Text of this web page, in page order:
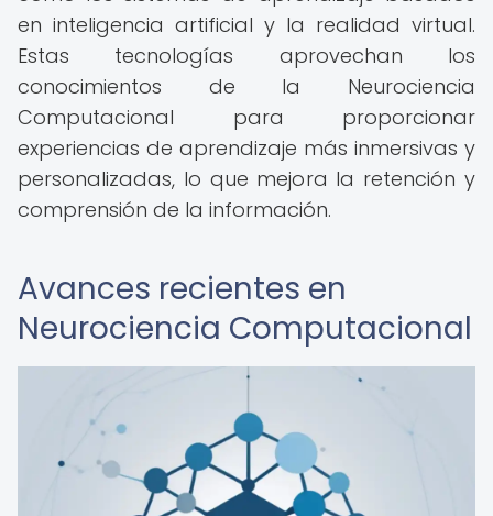
en inteligencia artificial y la realidad virtual.
Estas tecnologías aprovechan los
conocimientos de la Neurociencia
Computacional para proporcionar
experiencias de aprendizaje más inmersivas y
personalizadas, lo que mejora la retención y
comprensión de la información.
Avances recientes en
Neurociencia Computacional